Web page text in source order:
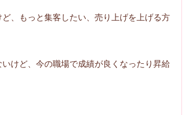
、もっと集客したい、売り上げを上げる方
けど、今の職場で成績が良くなったり昇給